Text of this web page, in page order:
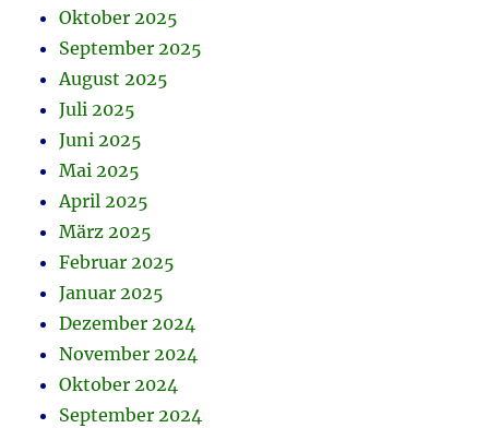
Oktober 2025
September 2025
August 2025
Juli 2025
Juni 2025
Mai 2025
April 2025
März 2025
Februar 2025
Januar 2025
Dezember 2024
November 2024
Oktober 2024
September 2024